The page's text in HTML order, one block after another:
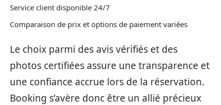
Service client disponible 24/7
Comparaison de prix et options de paiement variées
Le choix parmi des avis vérifiés et des
photos certifiées assure une transparence et
une confiance accrue lors de la réservation.
Booking s’avère donc être un allié précieux